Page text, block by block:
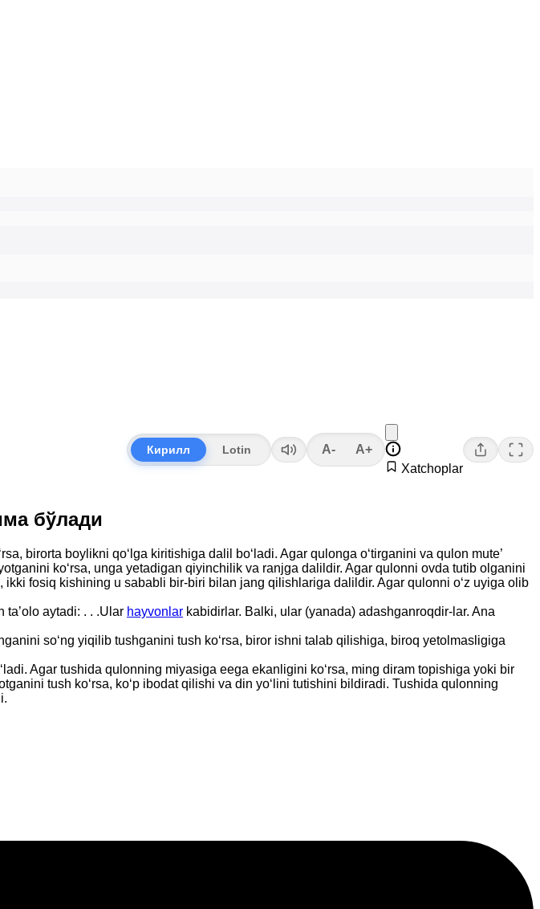
Кирилл Lotin A-
A+
Xatchoplar
бўлади
birorta boylikni qo‘lga kiritishiga dalil bo‘ladi. Agar qulonga o‘tirganini va qulon mute’
ko‘rsa, unga yetadigan qiyinchilik va ranjga dalildir. Agar qulonni ovda tutib olganini
fosiq kishining u sababli bir-biri bilan jang qilishlariga dalildir. Agar qulonni o‘z uyiga olib
aytadi: . . .Ular hayvonlar kabidirlar. Balki, ular (yanada) adashganroqdir-lar. Ana
so‘ng yiqilib tushganini tush ko‘rsa, biror ishni talab qilishiga, biroq yetolmasligiga
Agar tushida qulonning miyasiga eega ekanligini ko‘rsa, ming diram topishiga yoki bir
tush ko‘rsa, ko‘p ibodat qilishi va din yo‘lini tutishini bildiradi. Tushida qulonning